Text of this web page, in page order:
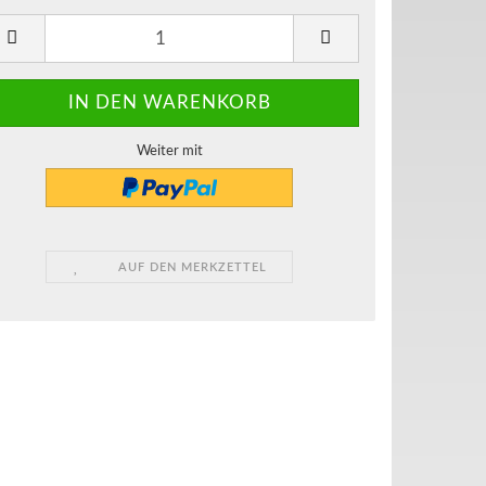
Weiter mit
AUF DEN MERKZETTEL